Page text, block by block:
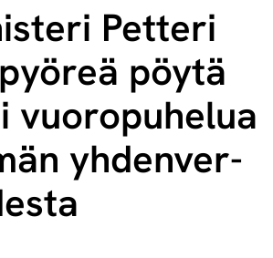
Petteri
pöytä
vuoropuhelua
yh­den­ver­